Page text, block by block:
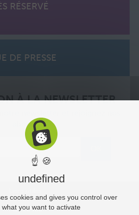
RÉSERVÉ
DE PRESSE
À LA NEWSLETTER
abonnés.
Plan du site
☝ 🍪
undefined
cookies and gives you control over
what you want to activate